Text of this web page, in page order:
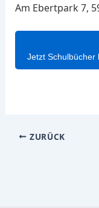
Am Ebertpark 7,
Jetzt Schulbücher
ZURÜCK